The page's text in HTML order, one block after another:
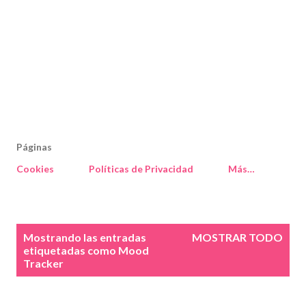
Páginas
Cookies
Políticas de Privacidad Más…
Mostrando las entradas
etiquetadas como Mood
Tracker
MOSTRAR TODO